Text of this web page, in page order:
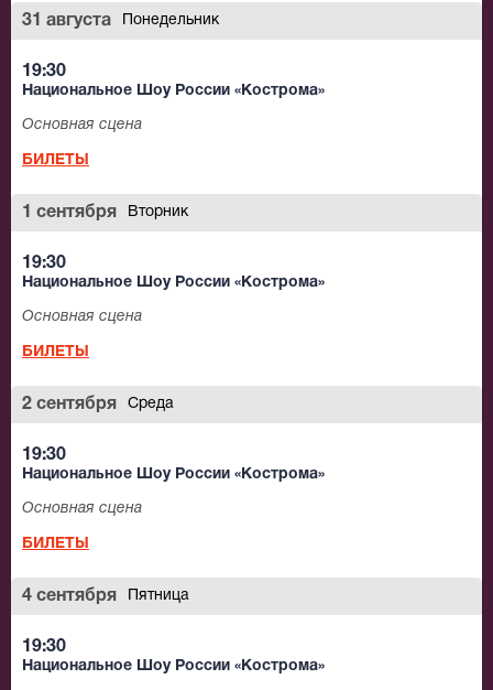
31 августа Понедельник
19:30
Национальное Шоу России «Кострома»
Основная сцена
БИЛЕТЫ
1 сентября Вторник
19:30
Национальное Шоу России «Кострома»
Основная сцена
БИЛЕТЫ
2 сентября Среда
19:30
Национальное Шоу России «Кострома»
Основная сцена
БИЛЕТЫ
4 сентября Пятница
19:30
Национальное Шоу России «Кострома»